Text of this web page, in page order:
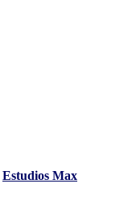
Estudios Max